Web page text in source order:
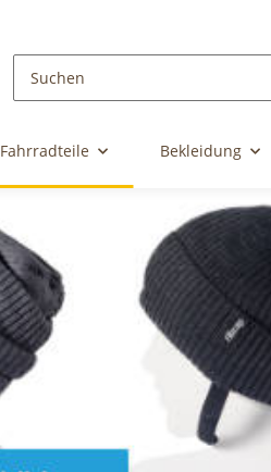
Fahrradteile Bekleidung